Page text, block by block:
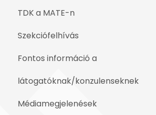
TDK a MATE-n
Szekciófelhívás
Fontos információ a
látogatóknak/konzulenseknek
Médiamegjelenések